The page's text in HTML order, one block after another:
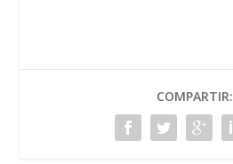
COMPARTIR: